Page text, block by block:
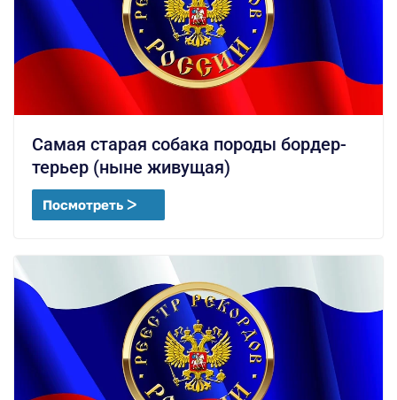
Самая старая собака породы бордер-
терьер (ныне живущая)
Посмотреть ᐳ